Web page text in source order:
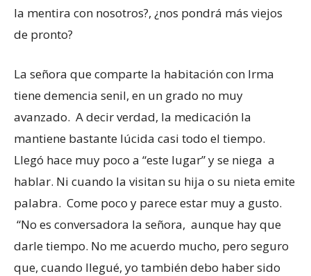
la mentira con nosotros?, ¿nos pondrá más viejos
de pronto?
La señora que comparte la habitación con Irma
tiene demencia senil, en un grado no muy
avanzado. A decir verdad, la medicación la
mantiene bastante lúcida casi todo el tiempo.
Llegó hace muy poco a “este lugar” y se niega a
hablar. Ni cuando la visitan su hija o su nieta emite
palabra. Come poco y parece estar muy a gusto.
“No es conversadora la señora, aunque hay que
darle tiempo. No me acuerdo mucho, pero seguro
que, cuando llegué, yo también debo haber sido